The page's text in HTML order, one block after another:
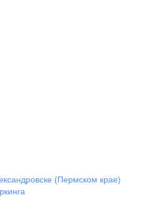
(Пермском крае)